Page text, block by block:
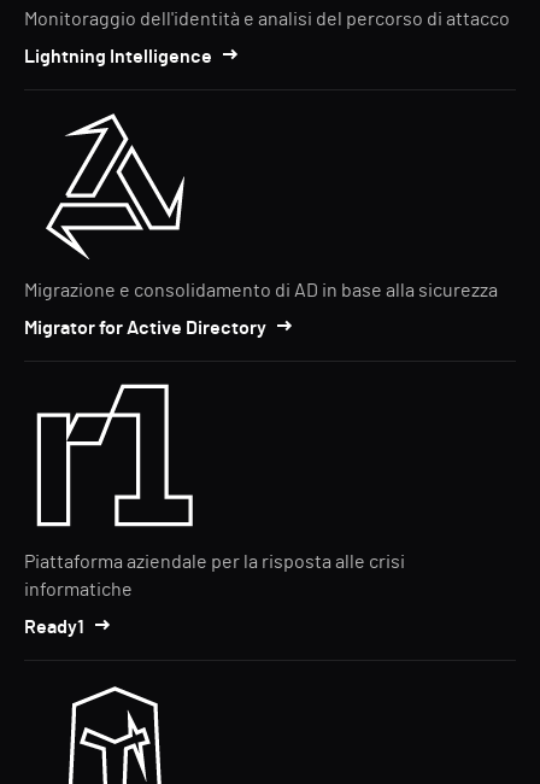
Monitoraggio dell'identità e analisi del percorso di attacco
Lightning Intelligence
Migrazione e consolidamento di AD in base alla sicurezza
Migrator for Active Directory
Piattaforma aziendale per la risposta alle crisi
informatiche
Ready1